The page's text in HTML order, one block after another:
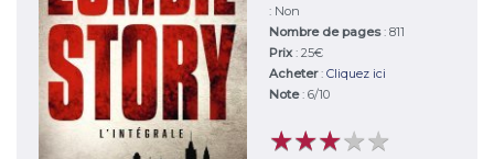
: Non
Nombre de pages: 811
Prix: 25€
Acheter: Cliquez ici
Note: 6/10
★★★★★
★★★★★